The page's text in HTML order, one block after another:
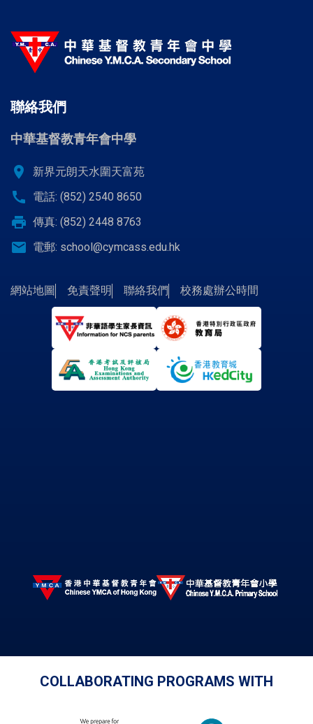
聯絡我們
中華基督教青年會中學
location_on 新界元朗天水圍天富苑
call 電話: (852) 2540 8650
print 傳真: (852) 2448 8763
email 電郵: school@cymcass.edu.hk
網站地圖 免責聲明 聯絡我們 校務處辦公時間
COLLABORATING PROGRAMS WITH